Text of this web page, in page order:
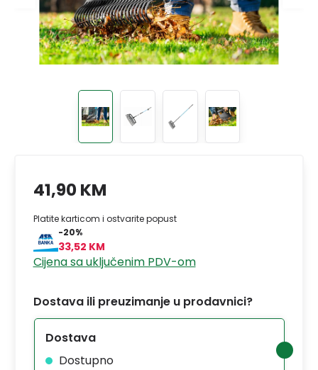
41,90 KM
Platite karticom i ostvarite popust
-20%
33,52 KM
Cijena sa uključenim PDV-om
Dostava ili preuzimanje u prodavnici?
Dostava
Dostupno